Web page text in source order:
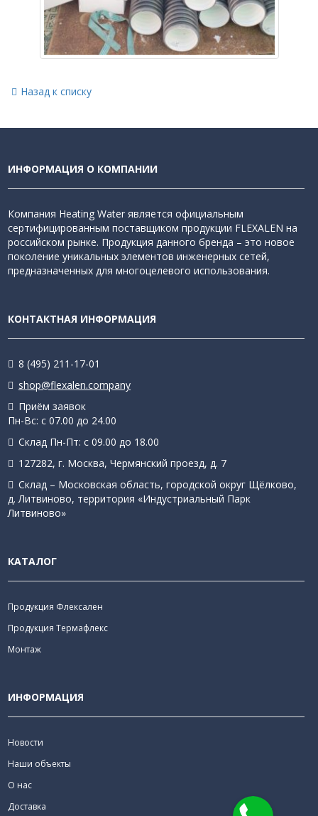
Назад к списку
ИНФОРМАЦИЯ О КОМПАНИИ
Компания Heating Water является официальным
сертифицированным поставщиком продукции FLEXALEN на
российском рынке. Продукция данного бренда – это новое
поколение уникальных элементов инженерных сетей,
предназначенных для многоцелевого использования.
КОНТАКТНАЯ ИНФОРМАЦИЯ
8 (495) 211-17-01
shop@flexalen.company
Приём заявок
Пн-Вс: с 07.00 до 24.00
Склад Пн-Пт: с 09.00 до 18.00
127282, г. Москва, Чермянский проезд, д. 7
Склад – Московская область, городской округ Щёлково,
д. Литвиново, территория «Индустриальный Парк
Литвиново»
КАТАЛОГ
Продукция Флексален
Продукция Термафлекс
Монтаж
ИНФОРМАЦИЯ
Новости
Наши объекты
О нас
Доставка